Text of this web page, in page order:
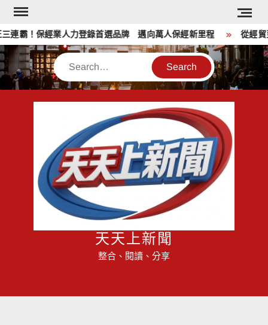
Skip
content
霸！保經業人力登錄首選品牌 邁向萬人保經新里程 從經貿到
Search
天天上新聞
整合、閱讀、分享